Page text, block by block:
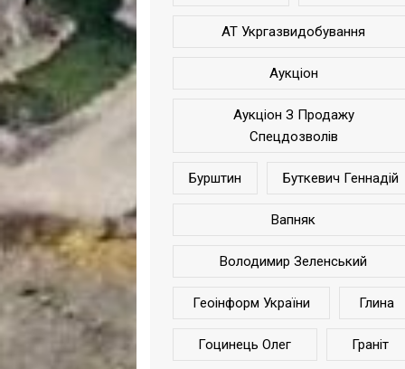
АТ Укргазвидобування
Аукціон
Аукціон З Продажу
Спецдозволів
Бурштин Буткевич Геннадій
Вапняк
Володимир Зеленський
Геоінформ України Глина
Гоцинець Олег Граніт